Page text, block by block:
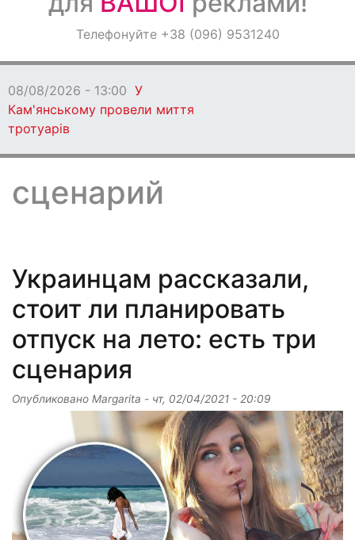
ОголошенняТелефонуйте +38 (096) 9531240
08/08/2026 - 13:00 У
Кам'янському провели миття
тротуарів
сценарий
Украинцам рассказали,
стоит ли планировать
отпуск на лето: есть три
сценария
Опубликовано Margarita - чт, 02/04/2021 - 20:09